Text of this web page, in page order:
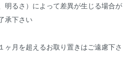
明るさ）によって差異が生じる場合が
承下さい
ヶ月を超えるお取り置きはご遠慮下さ